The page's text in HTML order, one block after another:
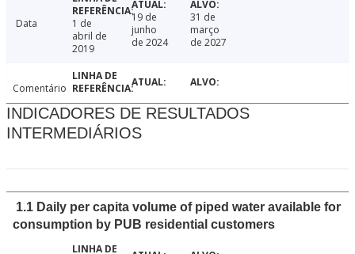
Data
1 de
abril de
2019
19 de
junho
de 2024
31 de
março
de 2027
Comentário
INDICADORES DE RESULTADOS
INTERMEDIÁRIOS
1.1 Daily per capita volume of piped water available for
consumption by PUB residential customers